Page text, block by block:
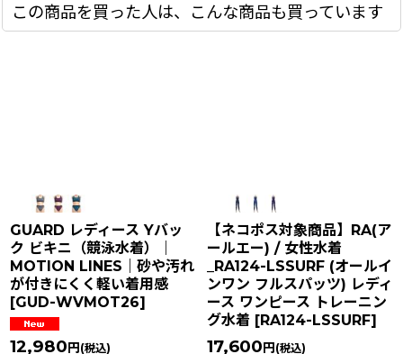
この商品を買った人は、こんな商品も買っています
GUARD レディース Yバッ
ク ビキニ（競泳水着）｜
MOTION LINES｜砂や汚れ
が付きにくく軽い着用感
[GUD-WVMOT26]
12,980円(税込)
【ネコポス対象商品】RA(ア
ールエー) / 女性水着
_RA124-LSSURF (オールイ
ンワン フルスパッツ) レディ
ース ワンピース トレーニン
グ水着 [RA124-LSSURF]
17,600円(税込)